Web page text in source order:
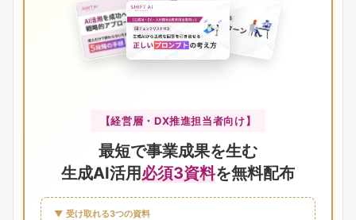
【経営層・DX推進担当者向け】
最短で事業成果を生む
生成AI活用必須3資料を無料配布
▼ 受け取れる3つの資料